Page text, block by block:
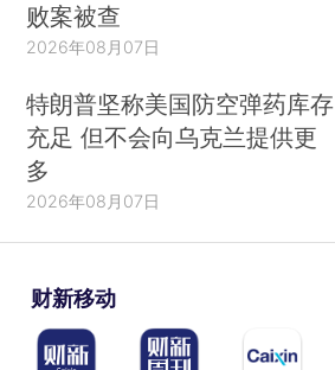
败案被查
2026年08月07日
特朗普坚称美国防空弹药库存
充足 但不会向乌克兰提供更
多
2026年08月07日
财新移动